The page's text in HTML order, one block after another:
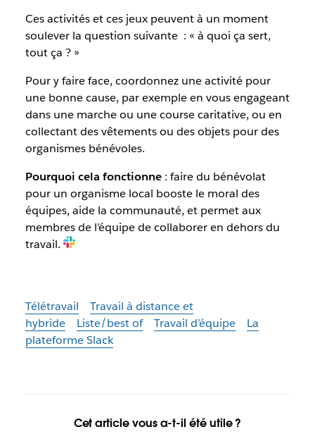
Ces activités et ces jeux peuvent à un moment
soulever la question suivante : « à quoi ça sert,
tout ça ? »
Pour y faire face, coordonnez une activité pour
une bonne cause, par exemple en vous engageant
dans une marche ou une course caritative, ou en
collectant des vêtements ou des objets pour des
organismes bénévoles.
Pourquoi cela fonctionne: faire du bénévolat
pour un organisme local booste le moral des
équipes, aide la communauté, et permet aux
membres de l’équipe de collaborer en dehors du
travail.
Télétravail
Travail à distance et
hybride
Liste/best of Travail d’équipe
La
plateforme Slack
Cet article vous a-t-il été utile ?